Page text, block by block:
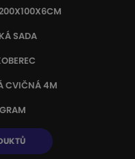
SADA
CVIČNÁ 4M